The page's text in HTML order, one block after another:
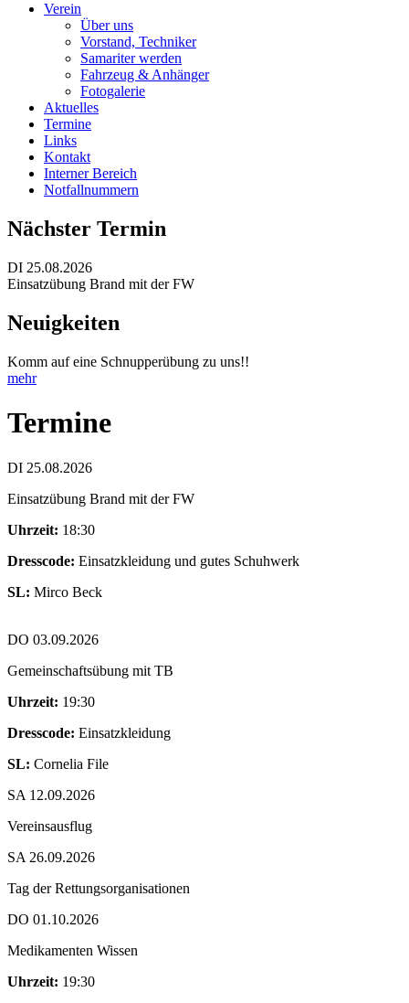
Verein
Über uns
Vorstand, Techniker
Samariter werden
Fahrzeug & Anhänger
Fotogalerie
Aktuelles
Termine
Links
Kontakt
Interner Bereich
Notfallnummern
Nächster Termin
DI 25.08.2026
Einsatzübung Brand mit der FW
Neuigkeiten
Komm auf eine Schnupperübung zu uns!!
mehr
Termine
DI 25.08.2026
Einsatzübung Brand mit der FW
Uhrzeit: 18:30
Dresscode: Einsatzkleidung und gutes Schuhwerk
SL: Mirco Beck
DO 03.09.2026
Gemeinschaftsübung mit TB
Uhrzeit: 19:30
Dresscode: Einsatzkleidung
SL: Cornelia File
SA 12.09.2026
Vereinsausflug
SA 26.09.2026
Tag der Rettungsorganisationen
DO 01.10.2026
Medikamenten Wissen
Uhrzeit: 19:30